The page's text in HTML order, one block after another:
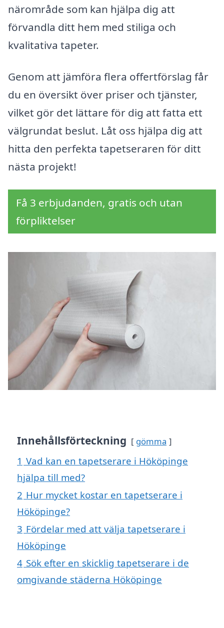
närområde som kan hjälpa dig att
förvandla ditt hem med stiliga och
kvalitativa tapeter.
Genom att jämföra flera offertförslag får
du en översikt över priser och tjänster,
vilket gör det lättare för dig att fatta ett
välgrundat beslut. Låt oss hjälpa dig att
hitta den perfekta tapetseraren för ditt
nästa projekt!
Få 3 erbjudanden, gratis och utan
förpliktelser
Innehållsförteckning gömma
1 Vad kan en tapetserare i Hököpinge
hjälpa till med?
2 Hur mycket kostar en tapetserare i
Hököpinge?
3 Fördelar med att välja tapetserare i
Hököpinge
4 Sök efter en skicklig tapetserare i de
omgivande städerna Hököpinge